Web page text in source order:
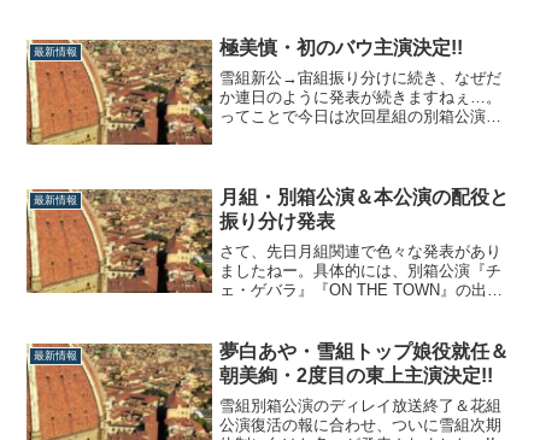
塚のアンバサダーファイブを登場させる
だなんて、なーんて合理的な広告戦略な
んでし...
最新情報 極美慎・初のバウ主演決定!!
雪組新公→宙組振り分けに続き、なぜだ
か連日のように発表が続きますねぇ…。
ってことで今日は次回星組の別箱公演が
美慎のバウ単独主演がついに決定!!こりゃ
ーめでたい!!公演情報【宝塚バウホール...
最新情報
月組・別箱公演＆本公演の配役と
振り分け発表
さて、先日月組関連で色々な発表があり
ましたねー。具体的には、別箱公演『チ
ェ・ゲバラ』『ON THE TOWN』の出演
演に関しては出演者予想をしてましたの
で、所感をまとめたいと思います。轟悠
理事の正しい「使われ方」楽...
最新情報
夢白あや・雪組トップ娘役就任＆
朝美絢・2度目の東上主演決定!!
雪組別箱公演のディレイ放送終了＆花組
公演復活の報に合わせ、ついに雪組次期